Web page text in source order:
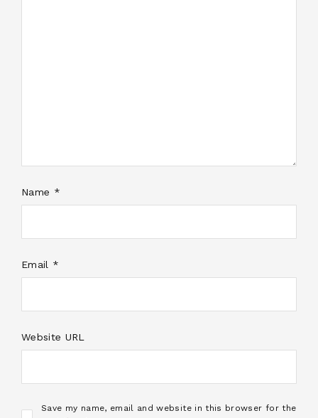
Name *
Email *
Website URL
Save my name, email and website in this browser for the